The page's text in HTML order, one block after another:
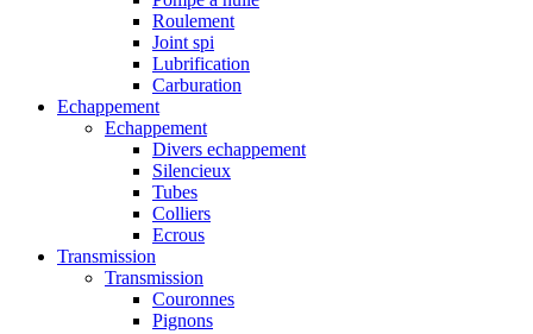
Roulement
Joint spi
Lubrification
Carburation
Echappement
Echappement
Divers echappement
Silencieux
Tubes
Colliers
Ecrous
Transmission
Transmission
Couronnes
Pignons